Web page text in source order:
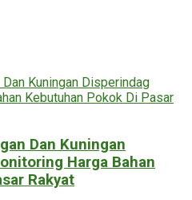
Dan Kuningan
Harga Bahan
Rakyat